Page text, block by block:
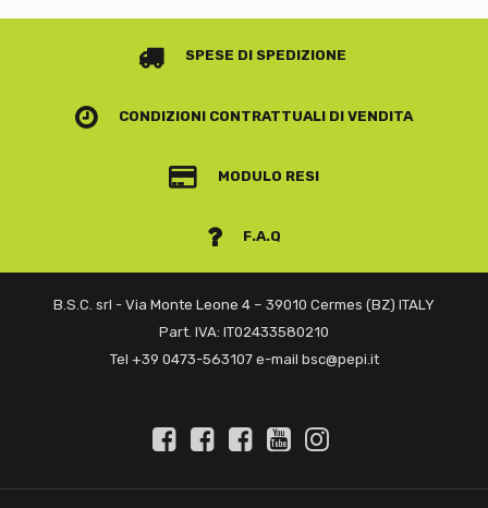
SPESE DI SPEDIZIONE
CONDIZIONI CONTRATTUALIDI VENDITA
MODULO RESI
F.A.Q
B.S.C. srl - Via Monte Leone 4 – 39010 Cermes (BZ) ITALY
Part. IVA: IT02433580210
Tel +39 0473-563107 e-mail bsc@pepi.it